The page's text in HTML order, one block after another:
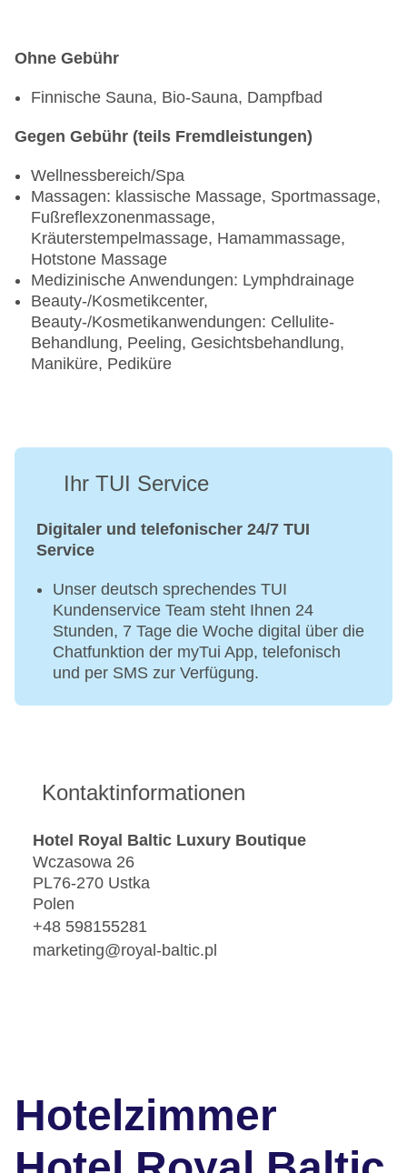
Ohne Gebühr
Finnische Sauna, Bio-Sauna, Dampfbad
Gegen Gebühr (teils Fremdleistungen)
Wellnessbereich/Spa
Massagen: klassische Massage, Sportmassage,
Fußreflexzonenmassage,
Kräuterstempelmassage, Hamammassage,
Hotstone Massage
Medizinische Anwendungen: Lymphdrainage
Beauty-/Kosmetikcenter,
Beauty-/Kosmetikanwendungen: Cellulite-
Behandlung, Peeling, Gesichtsbehandlung,
Maniküre, Pediküre
Ihr TUI Service
Digitaler und telefonischer 24/7 TUI
Service
Unser deutsch sprechendes TUI
Kundenservice Team steht Ihnen 24
Stunden, 7 Tage die Woche digital über die
Chatfunktion der myTui App, telefonisch
und per SMS zur Verfügung.
Kontaktinformationen
Hotel Royal Baltic Luxury Boutique
Wczasowa 26
PL76-270 Ustka
Polen
+48 598155281
marketing@royal-baltic.pl
Hotelzimmer